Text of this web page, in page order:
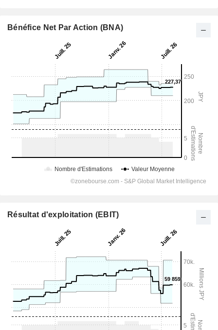
Bénéfice Net Par Action (BNA)
Résultat d'exploitation (EBIT)